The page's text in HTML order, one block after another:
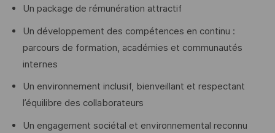
Un package de rémunération attractif
Un développement des compétences en continu :
parcours de formation, académies et communautés
internes
Un environnement inclusif, bienveillant et respectant
l’équilibre des collaborateurs
Un engagement sociétal et environnemental reconnu